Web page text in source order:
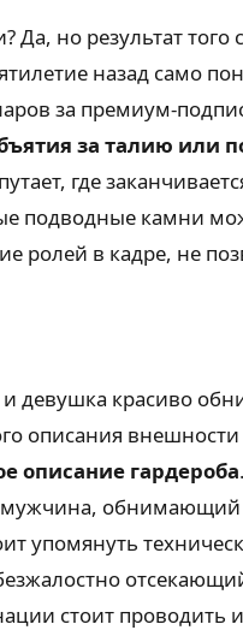
но результат
назад само
за премиум-
за талию или
где
подводные камни
ролей в кадре, не
девушка красиво
описания
описание гардероба
мужчина,
упомянуть
стоит проводить